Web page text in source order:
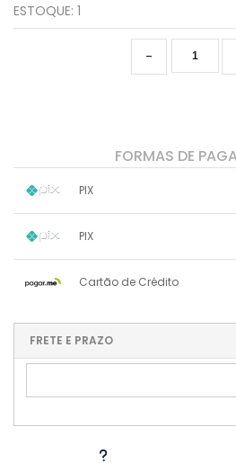
ESTOQUE: 1
-
FORMAS DE
PIX
PIX
.
Cartão de Crédito
2x sem juros de R$ 1.199,98
3x sem juros de R$ 799,98
5x sem juros de R$ 479,99
FRETE E PRAZO